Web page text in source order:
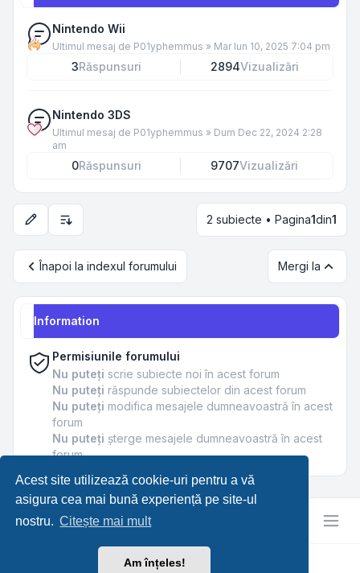
Acest site utilizează cookie-uri pentru a vă
asigura cea mai bună experiență pe site-ul
nostru. Citește mai mult
Am înțeles!
Nintendo Wii
Ultimul mesaj de P01yphemmus » Mar Iun 10, 2025 7:04 pm
3Răspunsuri 2894Vizualizări
Nintendo 3DS
Ultimul mesaj de P01yphemmus » Dum Dec 22, 2024 2:28
am
0Răspunsuri 9707Vizualizări
Opțiuni de sortare și afișare 2 subiecte • Pagina1din1
Înapoi la indexul forumului Mergi la
Information
Permisiunile forumului
Nu puteţi scrie subiecte noi în acest forum
Nu puteţi răspunde subiectelor din acest forum
Nu puteţi modifica mesajele dumneavoastră în acest
forum
Nu puteţi şterge mesajele dumneavoastră în acest
forum